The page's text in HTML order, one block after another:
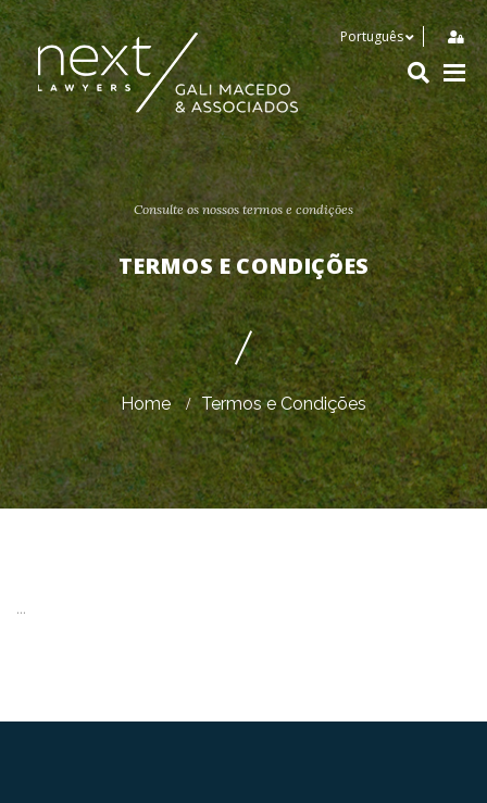
Consulte os nossos termos e condições
TERMOS E CONDIÇÕES
Home Termos e Condições
...